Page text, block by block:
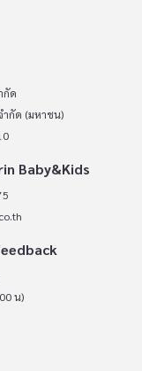
กัด
ำกัด (มหาชน)
Baby&Kids
น)